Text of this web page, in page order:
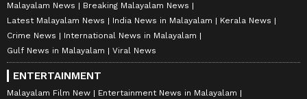
Malayalam News
Breaking Malayalam News
Latest Malayalam News
India News in Malayalam
Kerala News
Crime News
International News in Malayalam
Gulf News in Malayalam
Viral News
ENTERTAINMENT
Malayalam Film New
Entertainment News in Malayalam